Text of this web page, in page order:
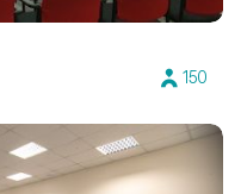
150